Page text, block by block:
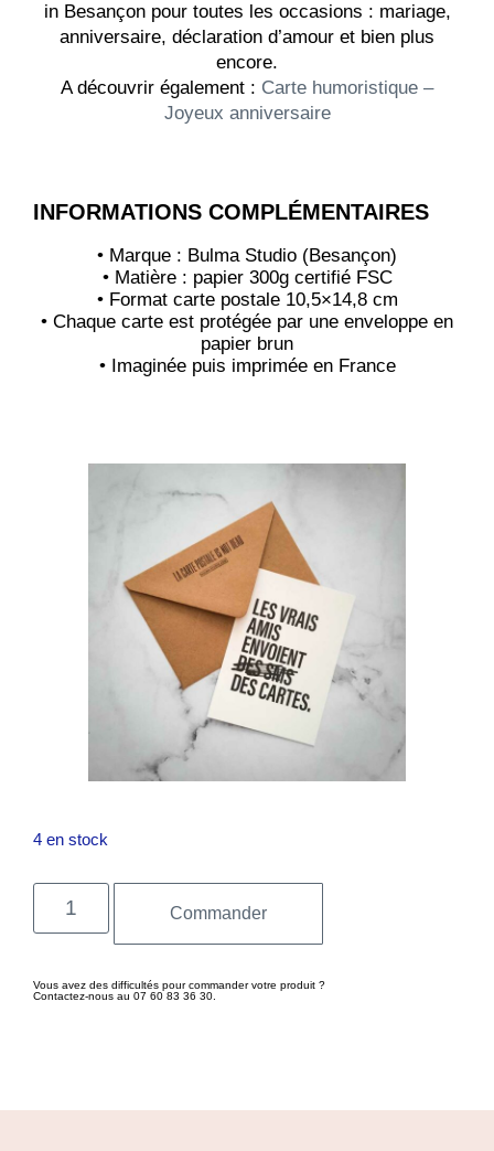
in Besançon pour toutes les occasions : mariage,
anniversaire, déclaration d’amour et bien plus
encore.
A découvrir également : Carte humoristique –
Joyeux anniversaire
INFORMATIONS COMPLÉMENTAIRES
• Marque : Bulma Studio (Besançon)
• Matière : papier 300g certifié FSC
• Format carte postale 10,5×14,8 cm
• Chaque carte est protégée par une enveloppe en
papier brun
• Imaginée puis imprimée en France
4 en stock
Commander
Vous avez des difficultés pour commander votre produit ?
Contactez-nous au 07 60 83 36 30.